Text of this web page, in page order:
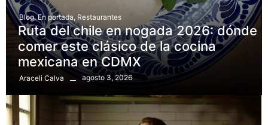
Blog, En portada Restaurantes
Ruta del chile en nogada 2026: dónde
comer este clásico de la cocina
mexicana en CDMX
Araceli Calva agosto 3, 2026